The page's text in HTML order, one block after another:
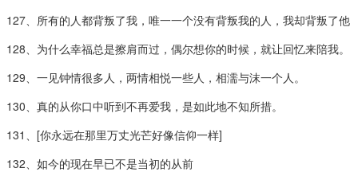
127、所有的人都背叛了我，唯一一个没有背叛我的人，我却背叛了他
128、为什么幸福总是擦肩而过，偶尔想你的时候，就让回忆来陪我。
129、一见钟情很多人，两情相悦一些人，相濡与沫一个人。
130、真的从你口中听到不再爱我，是如此地不知所措。
131、[你永远在那里万丈光芒好像信仰一样]
132、如今的现在早已不是当初的从前